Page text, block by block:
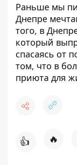
Раньше мы
Днепре
того, в
который
спасаясь от
том, что в
приюта для
👍 🔥